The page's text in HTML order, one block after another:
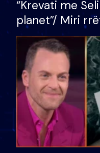
“Krevati me
planet”/ Miri
bukura në
mungojë zilja